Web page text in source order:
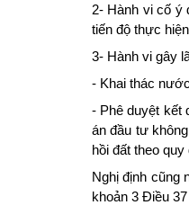
2- Hành vi cố ý
tiến độ thực
3- Hành vi gây
- Khai thác
- Phê duyệt kết
án đầu tư
hồi đất theo quy
Nghị định cũng
khoản 3 Điều